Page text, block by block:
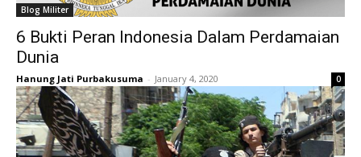
Blog Militer
6 Bukti Peran Indonesia Dalam Perdamaian
Dunia
Hanung Jati Purbakusuma - January 4, 2020 0